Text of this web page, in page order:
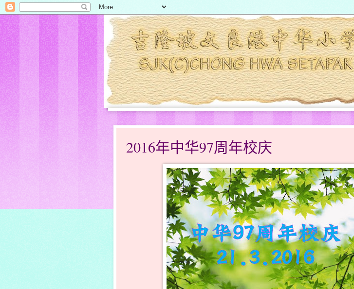
2016年中华97周年校庆